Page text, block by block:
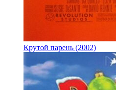
Крутой парень (2002)